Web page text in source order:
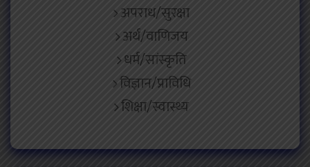
अपराध/सुरक्षा
अर्थ/वाणिजय
धर्म/सांस्कृति
विज्ञान/प्राविधि
शिक्षा/स्वास्थ्य